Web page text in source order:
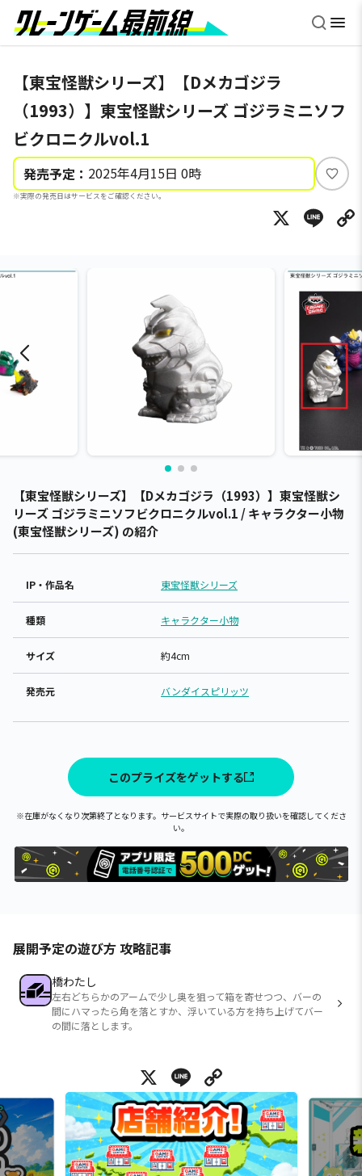
【東宝怪獣シリーズ】【Dメカゴジラ
（1993）】東宝怪獣シリーズ ゴジラミニソフ
ビクロニクルvol.1
発売予定： 2025年4月15日 0時
※実際の発売日はサービスをご確認ください。
い
ね
X
【東宝怪獣シリーズ】【Dメカゴジラ（1993）】東宝怪獣シ
リーズ ゴジラミニソフビクロニクルvol.1 / キャラクター小物
(東宝怪獣シリーズ) の紹介
IP・作品名 東宝怪獣シリーズ
種類 キャラクター小物
サイズ 約4cm
発売元 バンダイスピリッツ
このプライズをゲットする
※在庫がなくなり次第終了となります。サービスサイトで実際の取り扱いを確認してくださ
い。
展開予定の遊び方 攻略記事
橋わたし
左右どちらかのアームで少し奥を狙って箱を寄せつつ、バーの
間にハマったら角を落とすか、浮いている方を持ち上げてバー
の間に落とします。
X Line